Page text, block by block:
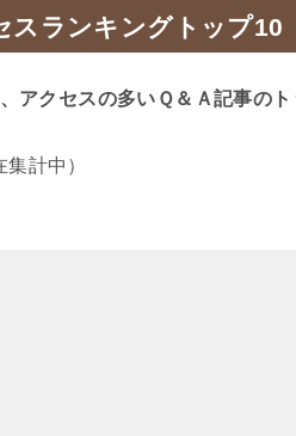
スランキングトップ10
アクセスの多いＱ＆Ａ記事のト
集計中）